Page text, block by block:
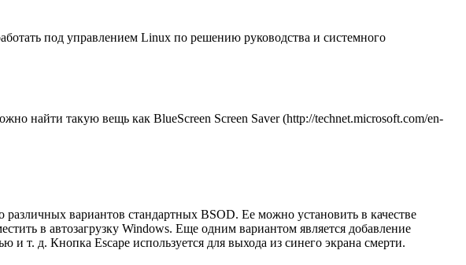
под управлением Linux по решению руководства и системного
найти такую вещь как BlueScreen Screen Saver (http://technet.microsoft.com/en-
вариантов стандартных BSOD. Ее можно установить в качестве
в автозагрузку Windows. Еще одним вариантом является добавление
т. д. Кнопка Escape используется для выхода из синего экрана смерти.